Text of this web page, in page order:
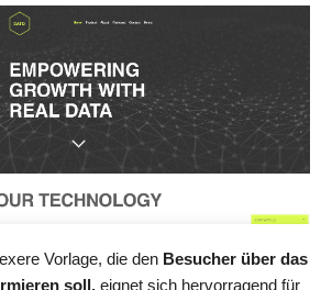
Vorlage, die den Besucher über das
soll, eignet sich hervorragend für